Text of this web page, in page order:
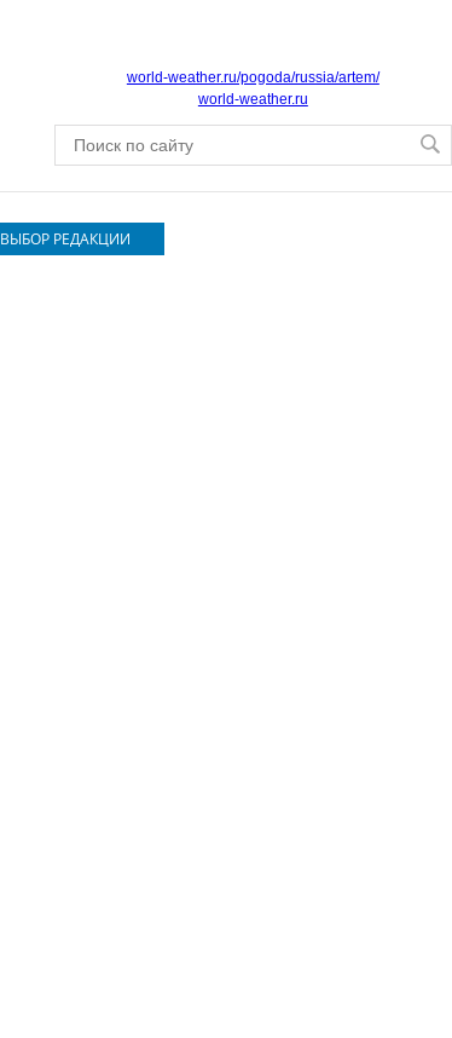
world-weather.ru/pogoda/russia/artem/
world-weather.ru
ВЫБОР РЕДАКЦИИ